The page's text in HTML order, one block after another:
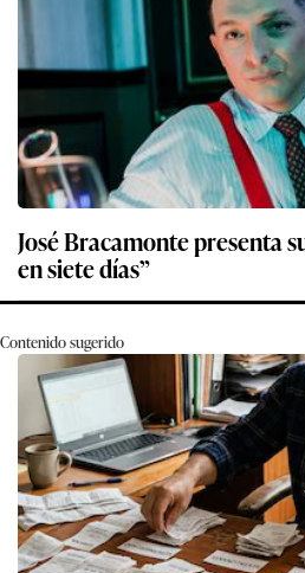
José Bracamonte presenta
en siete días”
Contenido sugerido